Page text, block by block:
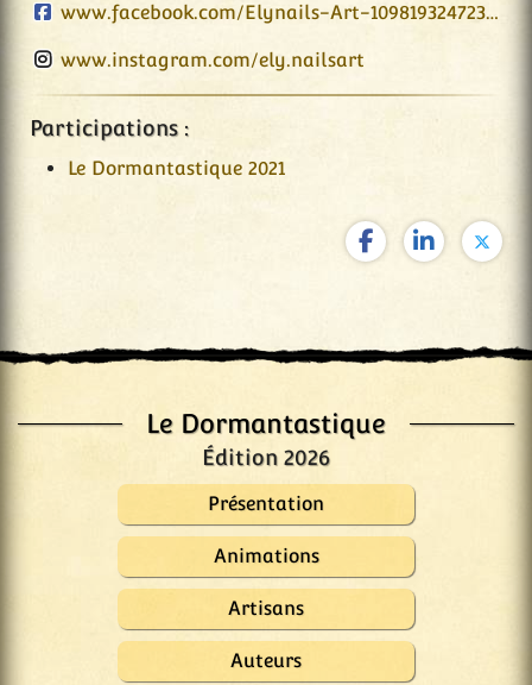
Le Dormantastique
Édition 2026
Présentation
Animations
Artisans
Auteurs
www.facebook.com/Elynails-Art-109819324723068
www.instagram.com/ely.nailsart
Participations :
Le Dormantastique 2021